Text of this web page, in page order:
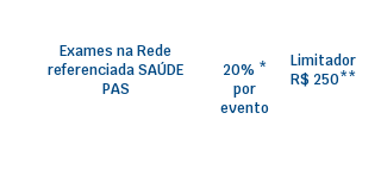
Exames na Rede
referenciada SAÚDE
PAS
20% *
por
evento
Limitador
R$ 250**